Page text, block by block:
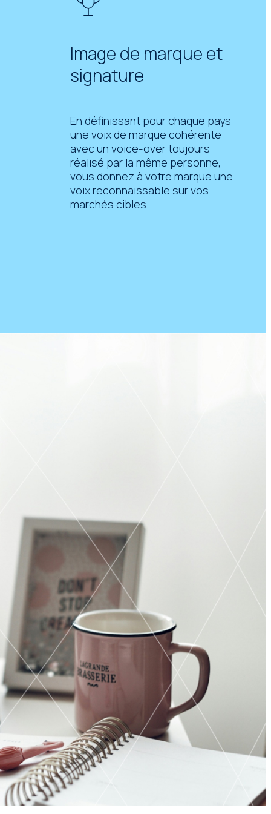
Image de marque et
signature
En définissant pour chaque pays
une voix de marque cohérente
avec un voice-over toujours
réalisé par la même personne,
vous donnez à votre marque une
voix reconnaissable sur vos
marchés cibles.